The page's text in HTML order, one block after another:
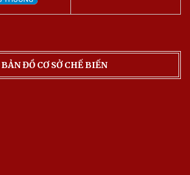
BẢN ĐỒ CƠ SỞ CHẾ BIẾN